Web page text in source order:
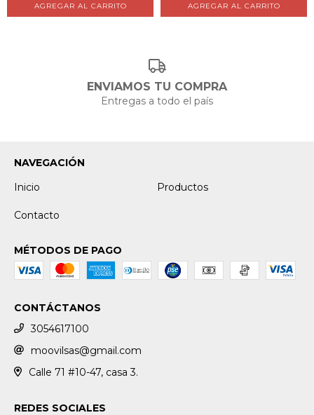
AGREGAR AL CARRITO AGREGAR AL CARRITO
ENVIAMOS TU COMPRA
Entregas a todo el país
NAVEGACIÓN
Inicio
Productos
Contacto
MÉTODOS DE PAGO
CONTÁCTANOS
3054617100
moovilsas@gmail.com
Calle 71 #10-47, casa 3.
REDES SOCIALES